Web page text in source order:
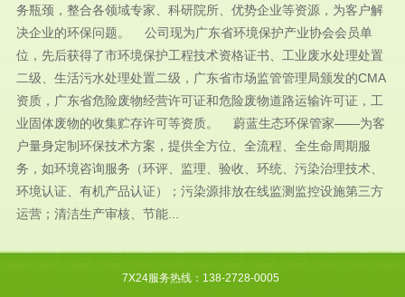
务瓶颈，整合各领域专家、科研院所、优势企业等资源，为客户解
决企业的环保问题。 公司现为广东省环境保护产业协会会员单
位，先后获得了市环境保护工程技术资格证书、工业废水处理处置
二级、生活污水处理处置二级，广东省市场监管管理局颁发的CMA
资质，广东省危险废物经营许可证和危险废物道路运输许可证，工
业固体废物的收集贮存许可等资质。 蔚蓝生态环保管家——为客
户量身定制环保技术方案，提供全方位、全流程、全生命周期服
务，如环境咨询服务（环评、监理、验收、环统、污染治理技术、
环境认证、有机产品认证）；污染源排放在线监测监控设施第三方
运营；清洁生产审核、节能...
7X24服务热线：138-2728-0005